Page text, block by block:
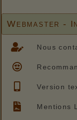
Webmaster -
Nous
Version
Mentions